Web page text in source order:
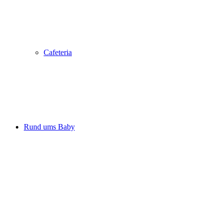
Cafeteria
Rund ums Baby